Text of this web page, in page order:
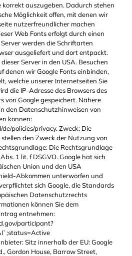
auszugeben. Dadurch stehen
Möglichkeit offen, mit denen wir
nutzerfreundlicher machen
Web Fonts erfolgt durch einen
werden die Schriftarten
ausgeliefert und dort entpackt.
Server in den USA. Besuchen
denen wir Google Fonts einbinden,
welche unserer Internetseiten Sie
die IP-Adresse des Browsers des
von Google gespeichert. Nähere
den Datenschutzhinweisen von
können:
policies/privacy. Zweck: Die
den Zweck der Nutzung von
Die Rechtsgrundlage
1 lit. f DSGVO. Google hat sich
Union und den USA
Abkommen unterworfen und
sich Google, die Standards
Datenschutzrechts
können Sie dem
entnehmen:
participant?
Sitz innerhalb der EU: Google
Gordon House, Barrow Street,